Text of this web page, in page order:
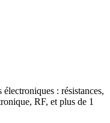
: résistances,
RF, et plus de 1